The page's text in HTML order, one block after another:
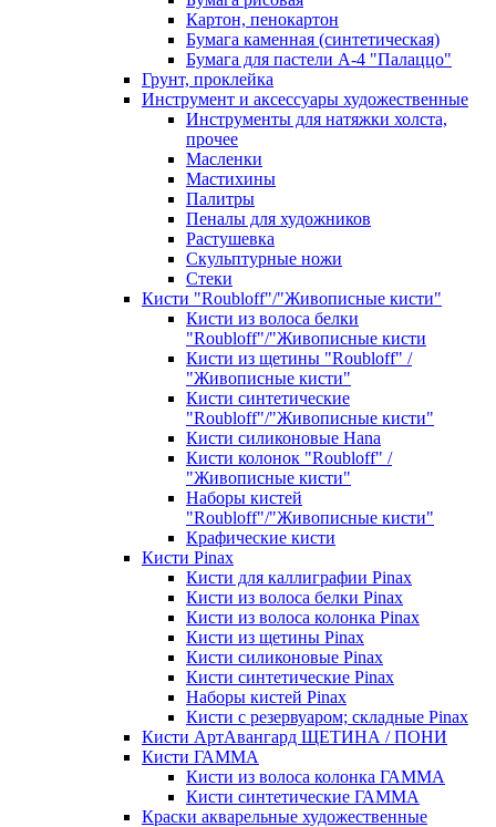
Картон, пенокартон
Бумага каменная (синтетическая)
Бумага для пастели А-4 "Палаццо"
Грунт, проклейка
Инструмент и аксессуары художественные
Инструменты для натяжки холста,
прочее
Масленки
Мастихины
Палитры
Пеналы для художников
Растушевка
Скульптурные ножи
Стеки
Кисти "Roubloff"/"Живописные кисти"
Кисти из волоса белки
"Roubloff"/"Живописные кисти
Кисти из щетины "Roubloff" /
"Живописные кисти"
Кисти синтетические
"Roubloff"/"Живописные кисти"
Кисти силиконовые Hana
Кисти колонок "Roubloff" /
"Живописные кисти"
Наборы кистей
"Roubloff"/"Живописные кисти"
Крафические кисти
Кисти Pinax
Кисти для каллиграфии Pinax
Кисти из волоса белки Pinax
Кисти из волоса колонка Pinax
Кисти из щетины Pinax
Кисти силиконовые Pinax
Кисти синтетические Pinax
Наборы кистей Pinax
Кисти с резервуаром; складные Pinax
Кисти АртАвангард ЩЕТИНА / ПОНИ
Кисти ГАММА
Кисти из волоса колонка ГАММА
Кисти синтетические ГАММА
Краски акварельные художественные